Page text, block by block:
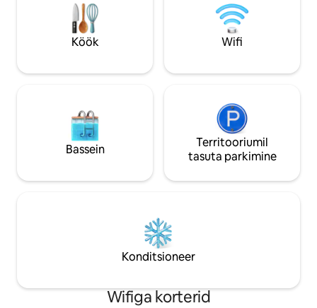
üheks piirkonna parimaks Airbnb
majutuskohaks. Vaid 14 km kaugusel
Gramado kesklinnast. 🌿✨
Köök Wifi
Bassein
Territooriumil
tasuta parkimine
Konditsioneer
Wifiga korterid